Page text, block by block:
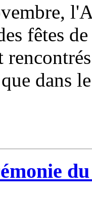
fêtes
dans